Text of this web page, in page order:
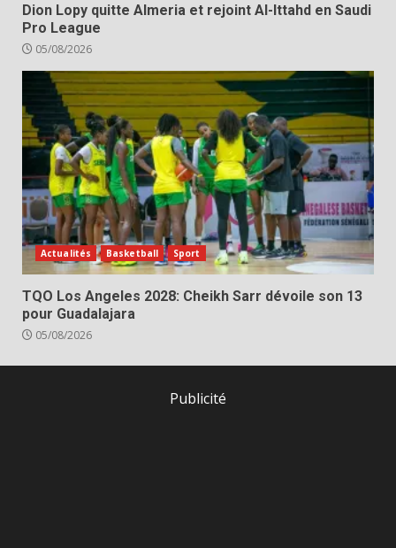
Dion Lopy quitte Almeria et rejoint Al-Ittahd en Saudi
Pro League
05/08/2026
Actualités Basketball Sport
TQO Los Angeles 2028: Cheikh Sarr dévoile son 13
pour Guadalajara
05/08/2026
Publicité